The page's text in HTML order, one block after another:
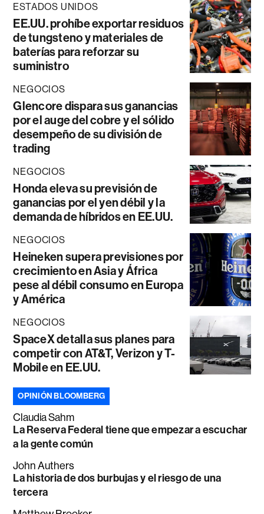
ESTADOS UNIDOS
EE.UU. prohíbe exportar residuos
de tungsteno y materiales de
baterías para reforzar su
suministro
NEGOCIOS
Glencore dispara sus ganancias
por el auge del cobre y el sólido
desempeño de su división de
trading
NEGOCIOS
Honda eleva su previsión de
ganancias por el yen débil y la
demanda de híbridos en EE.UU.
NEGOCIOS
Heineken supera previsiones por
crecimiento en Asia y África
pese al débil consumo en Europa
y América
NEGOCIOS
SpaceX detalla sus planes para
competir con AT&T, Verizon y T-
Mobile en EE.UU.
OPINIÓN BLOOMBERG
Claudia Sahm
La Reserva Federal tiene que empezar a escuchar
a la gente común
John Authers
La historia de dos burbujas y el riesgo de una
tercera